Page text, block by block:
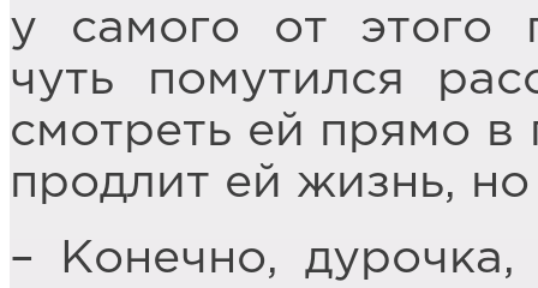
у самого от этого
чуть помутился
смотреть ей прямо в
продлит ей жизнь,
– Конечно,